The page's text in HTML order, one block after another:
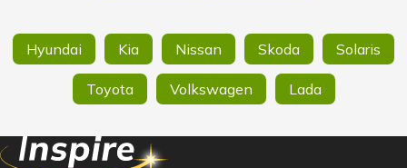
Hyundai Kia Nissan Skoda Solaris
Toyota Volkswagen Lada